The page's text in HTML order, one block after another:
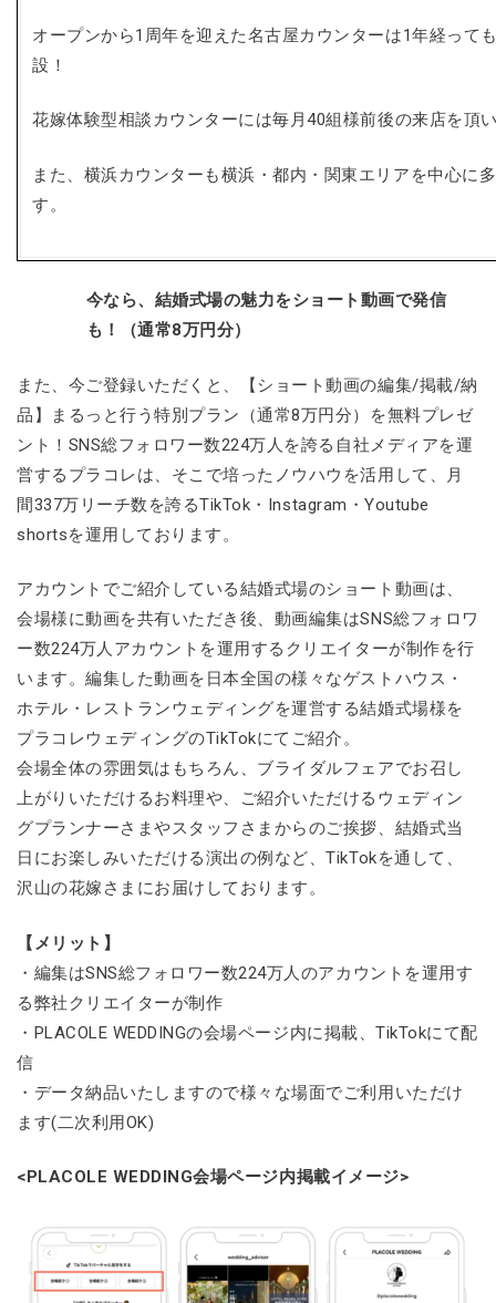
オープンから1周年を迎えた名古屋カウンターは1年経って
設！
花嫁体験型相談カウンターには毎月40組様前後の来店を頂
また、横浜カウンターも横浜・都内・関東エリアを中心に
す。
今なら、結婚式場の魅力をショート動画で発信
も！（通常8万円分）
また、今ご登録いただくと、【ショート動画の編集/掲載/納
品】まるっと行う特別プラン（通常8万円分）を無料プレゼ
ント！SNS総フォロワー数224万人を誇る自社メディアを運
営するプラコレは、そこで培ったノウハウを活用して、月
間337万リーチ数を誇るTikTok・Instagram・Youtube
shortsを運用しております。
アカウントでご紹介している結婚式場のショート動画は、
会場様に動画を共有いただき後、動画編集はSNS総フォロワ
ー数224万人アカウントを運用するクリエイターが制作を行
います。編集した動画を日本全国の様々なゲストハウス・
ホテル・レストランウェディングを運営する結婚式場様を
プラコレウェディングのTikTokにてご紹介。
会場全体の雰囲気はもちろん、ブライダルフェアでお召し
上がりいただけるお料理や、ご紹介いただけるウェディン
グプランナーさまやスタッフさまからのご挨拶、結婚式当
日にお楽しみいただける演出の例など、TikTokを通して、
沢山の花嫁さまにお届けしております。
【メリット】
・編集はSNS総フォロワー数224万人のアカウントを運用す
る弊社クリエイターが制作
・PLACOLE WEDDINGの会場ページ内に掲載、TikTokにて配
信
・データ納品いたしますので様々な場面でご利用いただけ
ます(二次利用OK)
<PLACOLE WEDDING会場ページ内掲載イメージ>